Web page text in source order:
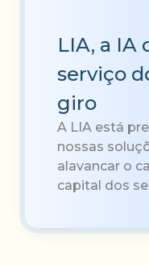
LIA, a IA
serviço
giro
A LIA está
nossas
alavancar o
capital dos